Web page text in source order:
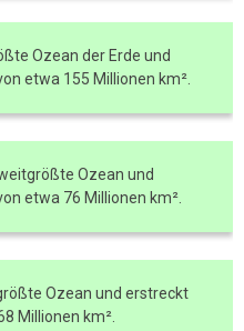
Ozean der Erde und
etwa 155 Millionen km².
Ozean und
etwa 76 Millionen km².
Ozean und erstreckt
Millionen km².